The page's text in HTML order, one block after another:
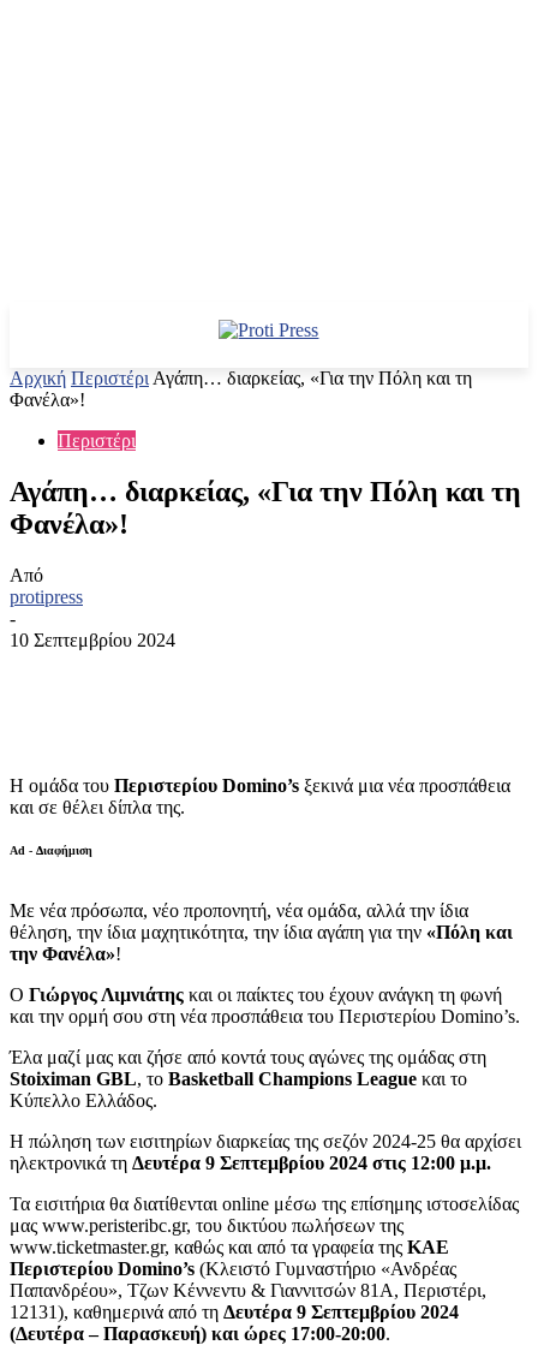
Αρχική Περιστέρι Αγάπη… διαρκείας, «Για την Πόλη και τη
Φανέλα»!
Περιστέρι
Αγάπη… διαρκείας, «Για την Πόλη και τη
Φανέλα»!
Από
protipress
-
10 Σεπτεμβρίου 2024
Η ομάδα του Περιστερίου Domino’s ξεκινά μια νέα προσπάθεια
και σε θέλει δίπλα της.
Ad - Διαφήμιση
Με νέα πρόσωπα, νέο προπονητή, νέα ομάδα, αλλά την ίδια
θέληση, την ίδια μαχητικότητα, την ίδια αγάπη για την «Πόλη και
την Φανέλα»!
Ο Γιώργος Λιμνιάτης και οι παίκτες του έχουν ανάγκη τη φωνή
και την ορμή σου στη νέα προσπάθεια του Περιστερίου Domino’s.
Έλα μαζί μας και ζήσε από κοντά τους αγώνες της ομάδας στη
Stoiximan GBL, το Basketball Champions League και το
Κύπελλο Ελλάδος.
Η πώληση των εισιτηρίων διαρκείας της σεζόν 2024-25 θα αρχίσει
ηλεκτρονικά τη Δευτέρα 9 Σεπτεμβρίου 2024 στις 12:00 μ.μ.
Τα εισιτήρια θα διατίθενται online μέσω της επίσημης ιστοσελίδας
μας www.peristeribc.gr, του δικτύου πωλήσεων της
www.ticketmaster.gr, καθώς και από τα γραφεία της ΚΑΕ
Περιστερίου Domino’s (Κλειστό Γυμναστήριο «Ανδρέας
Παπανδρέου», Τζων Κέννεντυ & Γιαννιτσών 81Α, Περιστέρι,
12131), καθημερινά από τη Δευτέρα 9 Σεπτεμβρίου 2024
(Δευτέρα – Παρασκευή) και ώρες 17:00-20:00.